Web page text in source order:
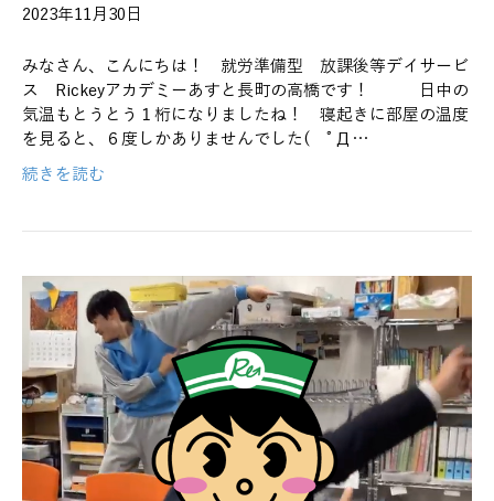
2023年11月30日
みなさん、こんにちは！ 就労準備型 放課後等デイサービ
ス Rickeyアカデミーあすと長町の高橋です！ 日中の
気温もとうとう１桁になりましたね！ 寝起きに部屋の温度
を見ると、６度しかありませんでした( ﾟД…
続きを読む